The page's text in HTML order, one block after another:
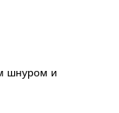
шнуром и